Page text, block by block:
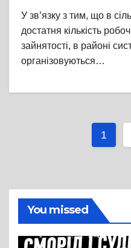
У зв’язку з тим, що в
достатня кількість
зайнятості, в районі
організовуються…
1
You missed